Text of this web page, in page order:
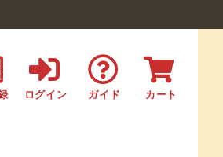
ログイン ガイド カート